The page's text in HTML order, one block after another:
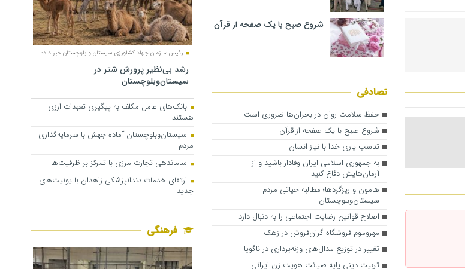
شروع صبح با یک صفحه از قرآن
تصادفی
حفظ سلامت روان در بحران‌ها ضروری است
شروع صبح با یک صفحه از قرآن
تناسب یاری خدا با نیاز انسان
به جمهوری اسلامی ایران وفادار باشید و از
آرمان‌هایش دفاع کنید
هامون و ریزگردها؛ مطالبه حیاتی مردم
سیستان‌وبلوچستان
اصلاح قوانین رضایت اجتماعی را به دنبال دارد
مهروموم فروشگاه گران‌فروش در زهک
تغییر در توزیع مدال‌های وزنه‌برداری در ناگویا
تربیت دینی پایه صیانت هویت زن ایرانی
رئیس سازمان جهاد کشاورزی سیستان و بلوچستان خبر داد:
رشد بی‌نظیر پرورش شتر در
سیستان‌وبلوچستان
بانک‌های عامل مکلف به پیگیری تعهدات ارزی
هستند
سیستان‌وبلوچستان آماده جهش با سرمایه‌گذاری
مردم
ساماندهی تجارت مرزی با تمرکز بر ظرفیت‌ها
ارتقای خدمات دندانپزشکی زاهدان با یونیت‌های
جدید
فرهنگی